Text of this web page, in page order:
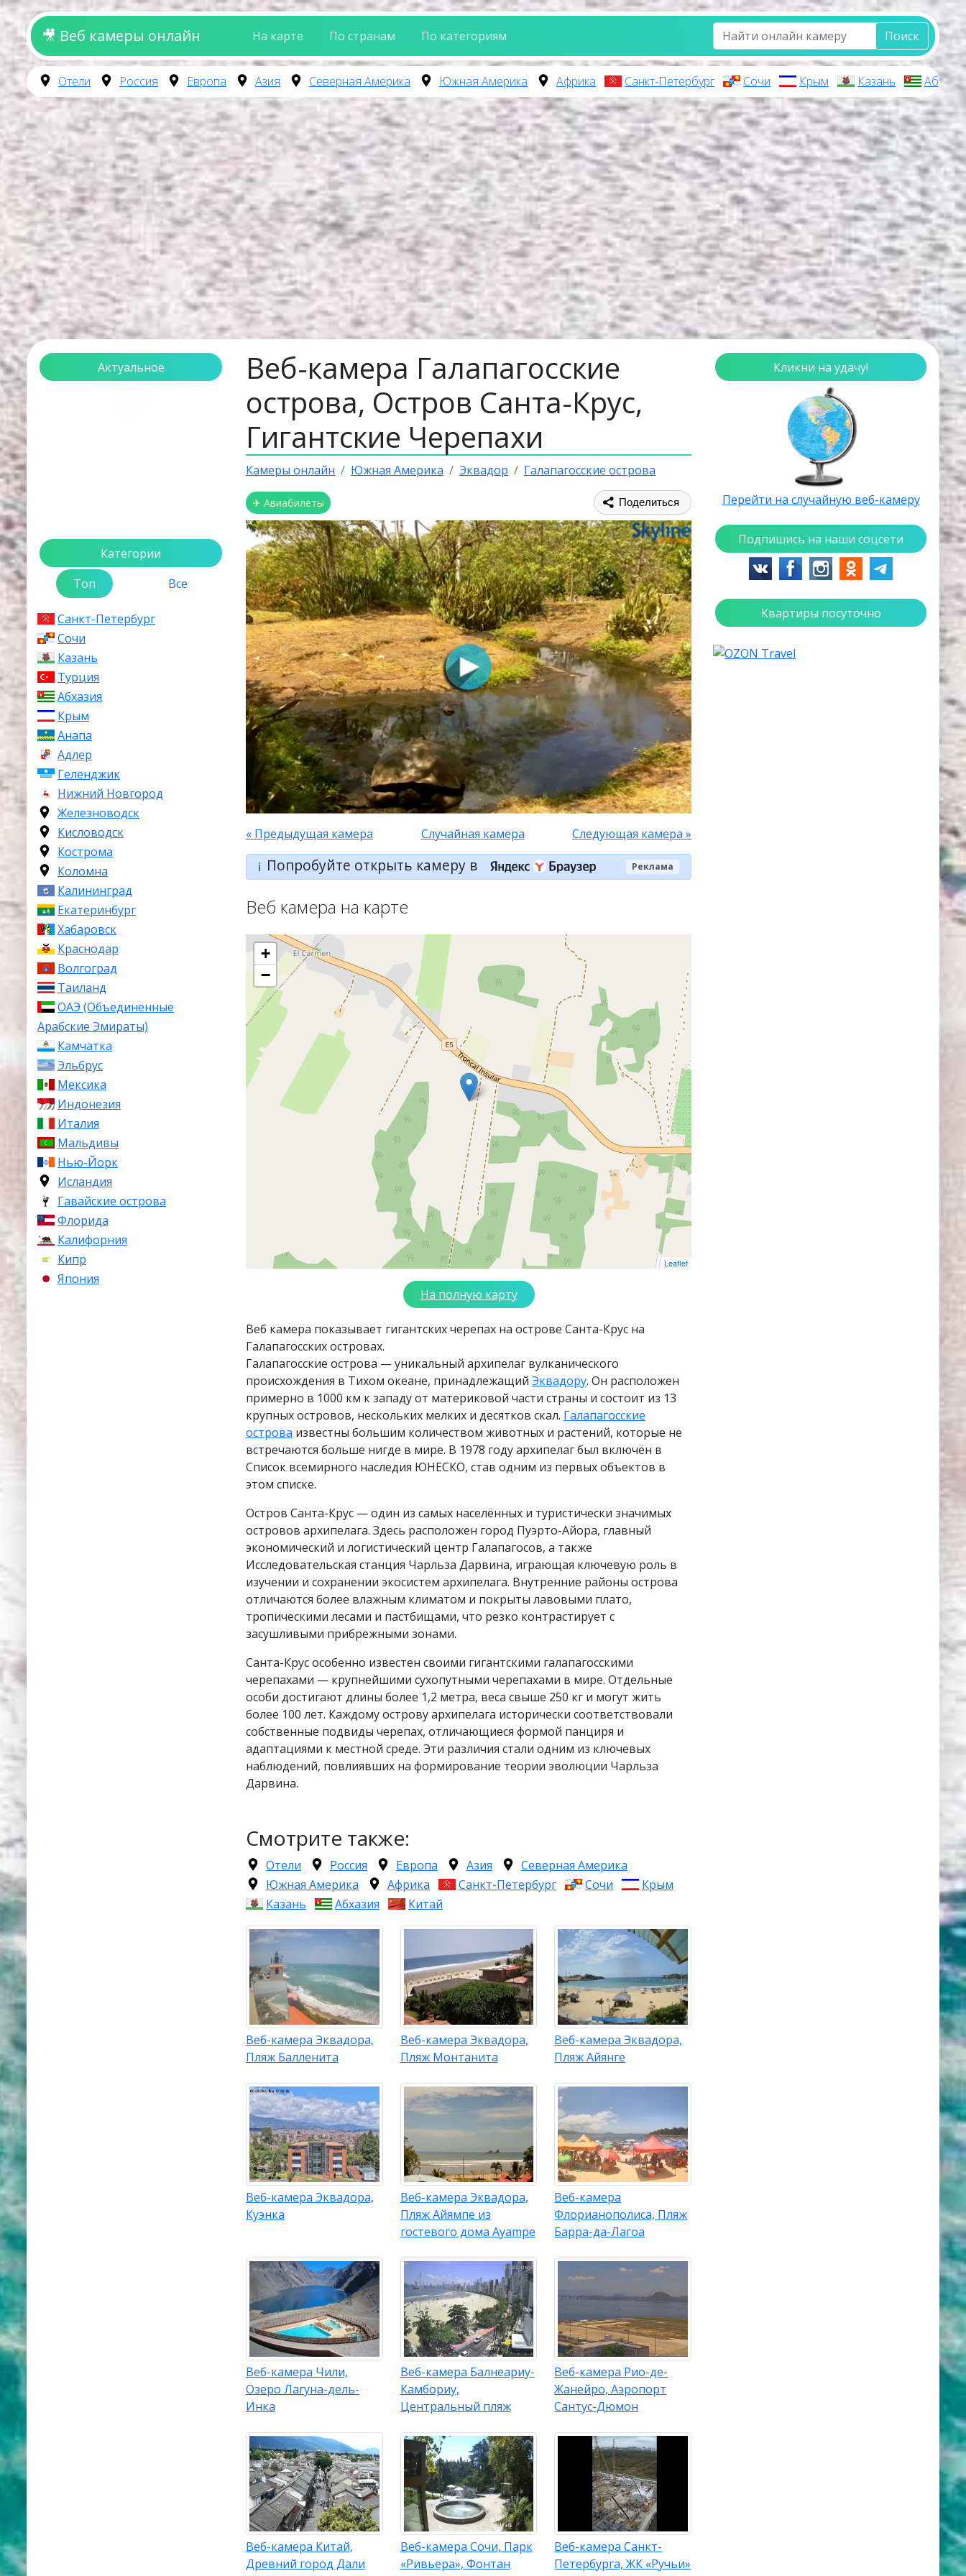
🎥 Веб камеры онлайн На карте По странам По категориям Поиск
Отели Россия Европа Азия Северная Америка Южная Америка Африка Санкт-Петербург Сочи Крым Казань
Актуальное
Категории
Топ
Все
Санкт-Петербург
Сочи
Казань
Турция
Абхазия
Крым
Анапа
Адлер
Геленджик
Нижний Новгород
Железноводск
Кисловодск
Кострома
Коломна
Калининград
Екатеринбург
Хабаровск
Краснодар
Волгоград
Таиланд
ОАЭ (Объединенные
Арабские Эмираты)
Камчатка
Эльбрус
Мексика
Индонезия
Италия
Мальдивы
Нью-Йорк
Исландия
Гавайские острова
Флорида
Калифорния
Кипр
Япония
Веб-камера Галапагосские
острова, Остров Санта-Крус,
Гигантские Черепахи
Камеры онлайн Южная Америка Эквадор Галапагосские острова
✈ Авиабилеты Поделиться
« Предыдущая камера Случайная камера Следующая камера »
ℹ️ Попробуйте открыть камеру в Реклама
Веб камера на карте
+
−
Leaflet
На полную карту
Веб камера показывает гигантских черепах на острове Санта-Крус на
Галапагосских островах.
Галапагосские острова — уникальный архипелаг вулканического
происхождения в Тихом океане, принадлежащий Эквадору. Он расположен
примерно в 1000 км к западу от материковой части страны и состоит из 13
крупных островов, нескольких мелких и десятков скал. Галапагосские
острова известны большим количеством животных и растений, которые не
встречаются больше нигде в мире. В 1978 году архипелаг был включён в
Список всемирного наследия ЮНЕСКО, став одним из первых объектов в
этом списке.
Остров Санта-Крус — один из самых населённых и туристически значимых
островов архипелага. Здесь расположен город Пуэрто-Айора, главный
экономический и логистический центр Галапагосов, а также
Исследовательская станция Чарльза Дарвина, играющая ключевую роль в
изучении и сохранении экосистем архипелага. Внутренние районы острова
отличаются более влажным климатом и покрыты лавовыми плато,
тропическими лесами и пастбищами, что резко контрастирует с
засушливыми прибрежными зонами.
Санта-Крус особенно известен своими гигантскими галапагосскими
черепахами — крупнейшими сухопутными черепахами в мире. Отдельные
особи достигают длины более 1,2 метра, веса свыше 250 кг и могут жить
более 100 лет. Каждому острову архипелага исторически соответствовали
собственные подвиды черепах, отличающиеся формой панциря и
адаптациями к местной среде. Эти различия стали одним из ключевых
наблюдений, повлиявших на формирование теории эволюции Чарльза
Дарвина.
Смотрите также:
Отели Россия Европа Азия
Северная Америка
Южная Америка
Африка Санкт-Петербург Сочи
Крым
Казань
Абхазия Китай
Веб-камера Эквадора,
Пляж Балленита
Веб-камера Эквадора,
Пляж Монтанита
Веб-камера Эквадора,
Пляж Айянге
Веб-камера Эквадора,
Куэнка
Веб-камера Эквадора,
Пляж Айямпе из
гостевого дома Ayampe
Веб-камера
Флорианополиса, Пляж
Барра-да-Лагоа
Веб-камера Чили,
Озеро Лагуна-дель-
Инка
Веб-камера Балнеариу-
Камбориу,
Центральный пляж
Веб-камера Рио-де-
Жанейро, Аэропорт
Сантус-Дюмон
Веб-камера Китай,
Древний город Дали
Веб-камера Сочи, Парк
«Ривьера», Фонтан
Веб-камера Санкт-
Петербурга, ЖК «Ручьи»
Кликни на удачу!
Перейти на случайную веб-камеру
Подпишись на наши соцсети
Квартиры посуточно